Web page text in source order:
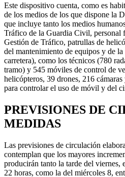
Este dispositivo cuenta, como es
de los medios de los que dispone la
que incluye tanto los medios
Tráfico de la Guardia Civil, personal
Gestión de Tráfico, patrullas de
del mantenimiento de equipos y de
carretera), como los técnicos (780
tramo) y 545 móviles de control de
helicópteros, 39 drones, 216
para controlar el uso de móvil y del
PREVISIONES DE
MEDIDAS
Las previsiones de circulación
contemplan que los mayores
producirán tanto la tarde del viernes,
22 horas, como la del miércoles 8,